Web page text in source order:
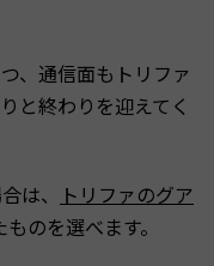
、通信面もトリファ
と終わりを迎えてく
は、
トリファのグア
のを選べます。